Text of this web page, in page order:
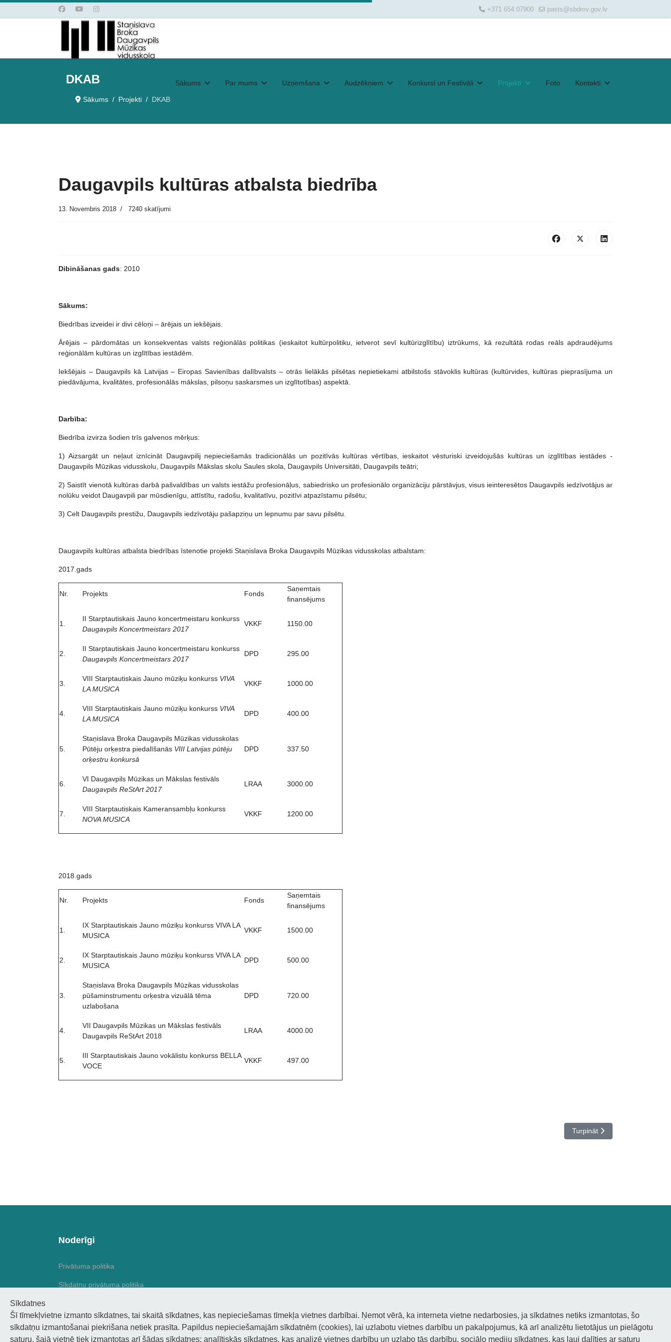
+371 654 07900 pasts@sbdmv.gov.lv
Sākums Par mums Uzņemšana Audzēkņiem Konkursi un Festivāli Projekti Foto Kontakti
DKAB
Sākums Projekti DKAB
Daugavpils kultūras atbalsta biedrība
13. Novembris 2018 7240 skatījumi
Dibināšanas gads: 2010
Sākums:
Biedrības izveidei ir divi cēloņi – ārējais un iekšējais.
Ārējais – pārdomātas un konsekventas valsts reģionālās politikas (ieskaitot kultūrpolitiku, ietverot sevī kultūrizglītību) iztrūkums, kā rezultātā rodas reāls apdraudējums
reģionālām kultūras un izglītības iestādēm.
Iekšējais – Daugavpils kā Latvijas – Eiropas Savienības dalībvalsts – otrās lielākās pilsētas nepietiekami atbilstošs stāvoklis kultūras (kultūrvides, kultūras pieprasījuma un
piedāvājuma, kvalitātes, profesionālās mākslas, pilsoņu saskarsmes un izglītotības) aspektā.
Darbība:
Biedrība izvirza šodien trīs galvenos mērķus:
1) Aizsargāt un neļaut iznīcināt Daugavpilij nepieciešamās tradicionālās un pozitīvās kultūras vērtības, ieskaitot vēsturiski izveidojušās kultūras un izglītības iestādes -
Daugavpils Mūzikas vidusskolu, Daugavpils Mākslas skolu Saules skola, Daugavpils Universitāti, Daugavpils teātri;
2) Saistīt vienotā kultūras darbā pašvaldības un valsts iestāžu profesionāļus, sabiedrisko un profesionālo organizāciju pārstāvjus, visus ieinteresētos Daugavpils iedzīvotājus ar
nolūku veidot Daugavpili par mūsdienīgu, attīstītu, radošu, kvalitatīvu, pozitīvi atpazīstamu pilsētu;
3) Celt Daugavpils prestižu, Daugavpils iedzīvotāju pašapziņu un lepnumu par savu pilsētu.
Daugavpils kultūras atbalsta biedrības īstenotie projekti Staņislava Broka Daugavpils Mūzikas vidusskolas atbalstam:
2017.gads
Nr. Projekts Fonds
Saņemtais
finansējums
1.
II Starptautiskais Jauno koncertmeistaru konkurss
Daugavpils Koncertmeistars 2017
VKKF 1150.00
2.
II Starptautiskais Jauno koncertmeistaru konkurss
Daugavpils Koncertmeistars 2017
DPD 295.00
3.
VIII Starptautiskais Jauno mūziķu konkurss VIVA
LA MUSICA
VKKF 1000.00
4.
VIII Starptautiskais Jauno mūziķu konkurss VIVA
LA MUSICA
DPD 400.00
5.
Staņislava Broka Daugavpils Mūzikas vidusskolas
Pūtēju orķestra piedalīšanās VIII Latvijas pūtēju
orķestru konkursā
DPD 337.50
6.
VI Daugavpils Mūzikas un Mākslas festivāls
Daugavpils ReStArt 2017
LRAA 3000.00
7.
VIII Starptautiskais Kameransambļu konkurss
NOVA MUSICA
VKKF 1200.00
2018.gads
Nr. Projekts Fonds
Saņemtais
finansējums
1.
IX Starptautiskais Jauno mūziķu konkurss VIVA LA
MUSICA
VKKF 1500.00
2.
IX Starptautiskais Jauno mūziķu konkurss VIVA LA
MUSICA
DPD 500.00
3.
Staņislava Broka Daugavpils Mūzikas vidusskolas
pūšaminstrumentu orķestra vizuālā tēma
uzlabošana
DPD 720.00
4.
VII Daugavpils Mūzikas un Mākslas festivāls
Daugavpils ReStArt 2018
LRAA 4000.00
5.
III Starptautiskais Jauno vokālistu konkurss BELLA
VOCE
VKKF 497.00
Nākamais raksts: Dalība
Turpināt
Noderīgi
Privātuma politika
Sīkdatņu privātuma politika
Sīkdatnes
Šī tīmekļvietne izmanto sīkdatnes, tai skaitā sīkdatnes, kas nepieciešamas tīmekļa vietnes darbībai. Ņemot vērā, ka interneta vietne nedarbosies, ja sīkdatnes netiks izmantotas, šo
sīkdatņu izmantošanai piekrišana netiek prasīta. Papildus nepieciešamajām sīkdatnēm (cookies), lai uzlabotu vietnes darbību un pakalpojumus, kā arī analizētu lietotājus un pielāgotu
saturu, šajā vietnē tiek izmantotas arī šādas sīkdatnes: analītiskās sīkdatnes, kas analizē vietnes darbību un uzlabo tās darbību, sociālo mediju sīkdatnes, kas ļauj dalīties ar saturu